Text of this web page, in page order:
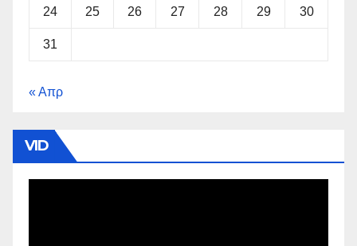
24 25 26 27 28 29 30
31
« Απρ
VID